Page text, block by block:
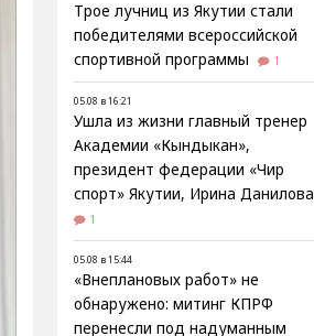
Трое лучниц из Якутии стали
победителями всероссийской
спортивной программы
1
05.08 в 16:21
Ушла из жизни главный тренер
Академии «Кындыкан»,
президент федерации «Чир
спорт» Якутии, Ирина Данилова
1
05.08 в 15:44
«Внеплановых работ» не
обнаружено: митинг КПРФ
перенесли под надуманным